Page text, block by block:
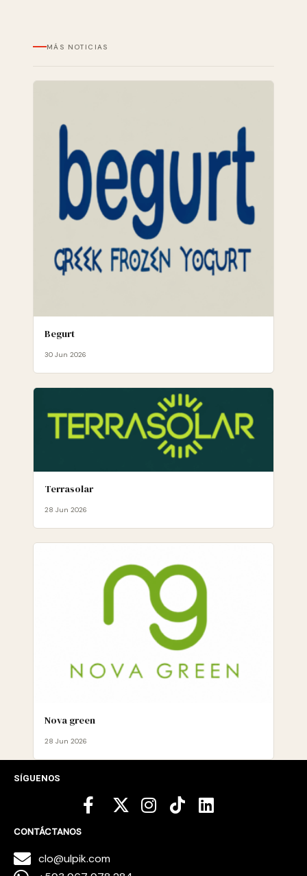
MÁS NOTICIAS
Begurt
30 Jun 2026
Terrasolar
28 Jun 2026
Nova green
28 Jun 2026
SÍGUENOS
CONTÁCTANOS
clo@ulpik.com